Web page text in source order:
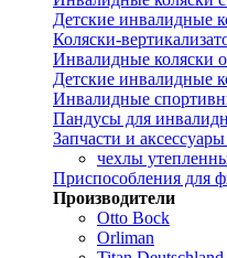
Детские инвалидные
Коляски-
Инвалидные коляски
Детские инвалидные
Инвалидные
Пандусы для
Запчасти и
чехлы
Приспособления для
Производители
Otto Bock
Orliman